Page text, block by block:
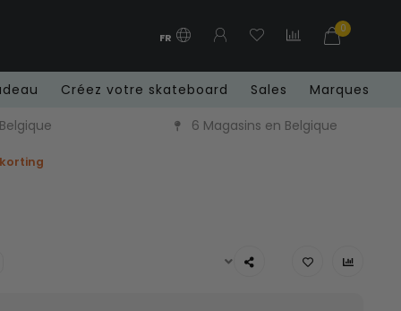
FR
0
Créez votre skateboard Sales
Marques
6 Magasins en Belgique